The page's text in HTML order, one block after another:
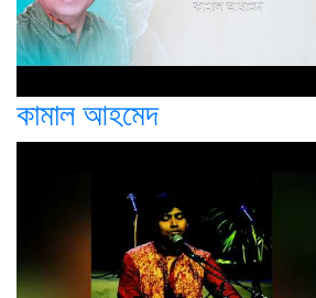
কামাল আহমেদ